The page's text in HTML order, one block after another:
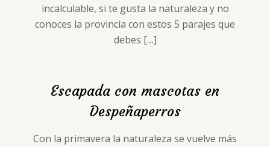
incalculable, si te gusta la naturaleza y no
conoces la provincia con estos 5 parajes que
debes […]
Escapada con mascotas en
Despeñaperros
Con la primavera la naturaleza se vuelve más